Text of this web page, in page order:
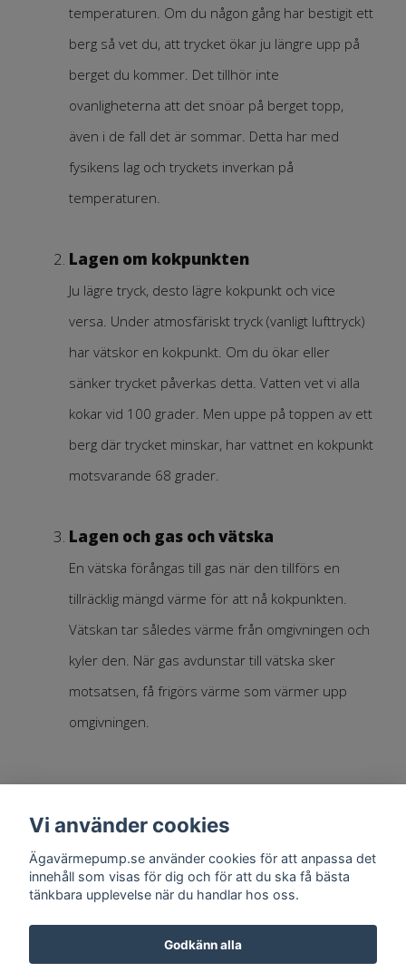
temperaturen. Om du någon gång har bestigit ett
berg så vet du, att trycket ökar ju längre upp på
berget du kommer. Det tillhör inte
ovanligheterna att det snöar på berget topp,
även i de fall det är sommar. Detta har med
fysikens lag och tryckets inverkan på
temperaturen.
Lagen om kokpunkten
Ju lägre tryck, desto lägre kokpunkt och vice
versa. Under atmosfäriskt tryck (vanligt lufttryck)
har vätskor en kokpunkt. Om du ökar eller
sänker trycket påverkas detta. Vatten vet vi alla
kokar vid 100 grader. Men uppe på toppen av ett
berg där trycket minskar, har vattnet en kokpunkt
motsvarande 68 grader.
Lagen och gas och vätska
En vätska förångas till gas när den tillförs en
tillräcklig mängd värme för att nå kokpunkten.
Vätskan tar således värme från omgivningen och
kyler den. När gas avdunstar till vätska sker
motsatsen, få frigörs värme som värmer upp
omgivningen.
Om oss
Vi använder cookies
Ägavärmepump.se använder cookies för att anpassa det
innehåll som visas för dig och för att du ska få bästa
tänkbara upplevelse när du handlar hos oss.
Godkänn alla